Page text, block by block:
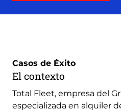
Casos de Éxito
El contexto
Total Fleet, empresa del
especializada en alquiler